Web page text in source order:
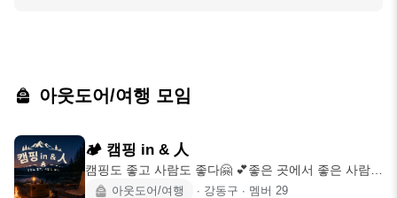
아웃도어/여행 모임
🏕 캠핑 in & 人
캠핑도 좋고 사람도 좋다🤗 💕좋은 곳에서 좋은 사람들
과 since 2026.05.11
아웃도어/여행 ∙ 강동구 ∙ 멤버 29